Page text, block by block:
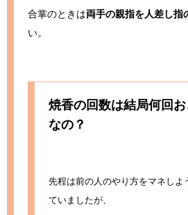
合掌のときは両手の親指を人差し指
い。
焼香の回数は結局何回
なの？
先程は前の人のやり方をマネしよ
ていましたが、